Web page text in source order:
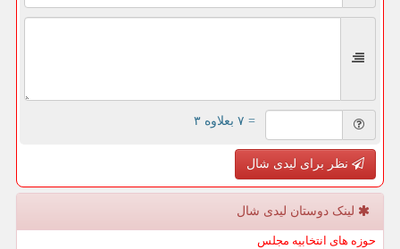
= ۷ بعلاوه ۳
نظر برای لیدی شال
لینک دوستان لیدی شال
حوزه های انتخابیه مجلس